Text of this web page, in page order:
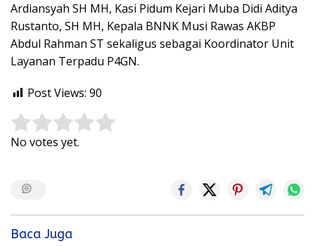
Ardiansyah SH MH, Kasi Pidum Kejari Muba Didi Aditya
Rustanto, SH MH, Kepala BNNK Musi Rawas AKBP
Abdul Rahman ST sekaligus sebagai Koordinator Unit
Layanan Terpadu P4GN.
Post Views: 90
Rate this item:
No votes yet.
Baca Juga